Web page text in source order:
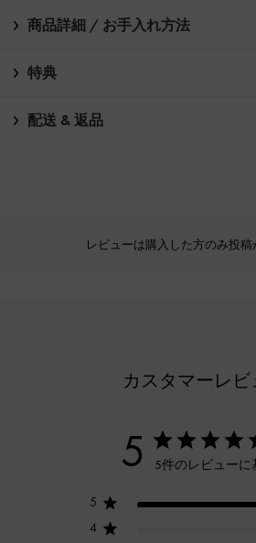
商品詳細 / お手入れ方法
特典
配送 & 返品
レビューは購入した方のみ投稿
カスタマーレビ
5 5件のレビューに
5
4